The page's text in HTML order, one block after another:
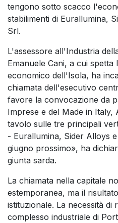
tengono sotto scacco
stabilimenti di Eurallumina,
Srl.
L'assessore all'Industria
Emanuele Cani, a cui
economico dell'Isola, ha
chiamata dell'esecutivo
favore la convocazione da
Imprese e del Made in
tavolo sulle tre principali
- Eurallumina, Sider Alloys
giugno prossimo», ha
giunta sarda.
La chiamata nella capitale
estemporanea, ma il
istituzionale. La necessità
complesso industriale di